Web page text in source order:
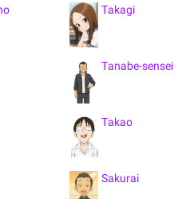
Takagi
Tanabe-sensei
Takao
Sakurai